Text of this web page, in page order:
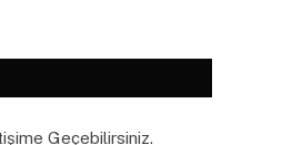
Geçebilirsiniz.